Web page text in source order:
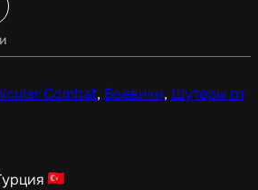
Combat, Боевики, Шутеры от